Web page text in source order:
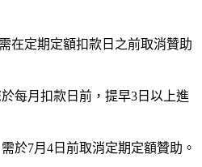
在定期定額扣款日之前取消贊助
每月扣款日前，提早3日以上進
於7月4日前取消定期定額贊助。